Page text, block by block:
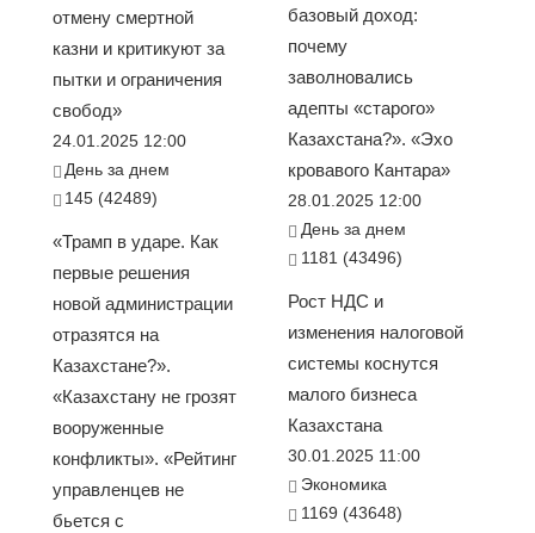
отмену смертной
казни и критикуют за
пытки и ограничения
свобод»
24.01.2025 12:00
День за днем
145 (42489)
«Трамп в ударе. Как
первые решения
новой администрации
отразятся на
Казахстане?».
«Казахстану не грозят
вооруженные
конфликты». «Рейтинг
управленцев не
бьется с
базовый доход:
почему
заволновались
адепты «старого»
Казахстана?». «Эхо
кровавого Кантара»
28.01.2025 12:00
День за днем
1181 (43496)
Рост НДС и
изменения налоговой
системы коснутся
малого бизнеса
Казахстана
30.01.2025 11:00
Экономика
1169 (43648)